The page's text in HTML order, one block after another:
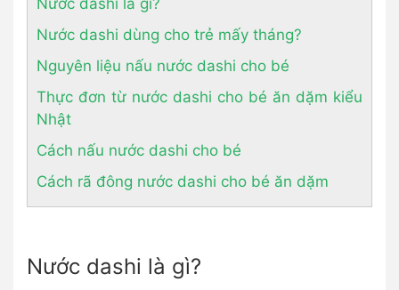
Nước dashi là gì?
Nước dashi dùng cho trẻ mấy tháng?
Nguyên liệu nấu nước dashi cho bé
Thực đơn từ nước dashi cho bé ăn dặm kiểu
Nhật
Cách nấu nước dashi cho bé
Cách rã đông nước dashi cho bé ăn dặm
Nước dashi là gì?